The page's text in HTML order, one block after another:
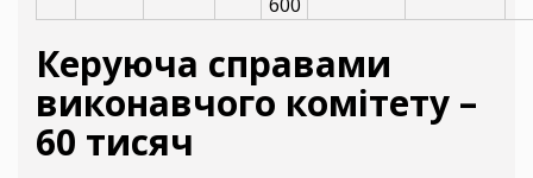
Керуюча справами
виконавчого комітету –
60 тисяч